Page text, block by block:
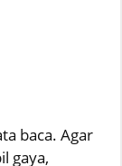
baca. Agar
gaya,